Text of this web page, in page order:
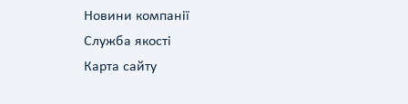
Новини компанії
Служба якості
Карта сайту